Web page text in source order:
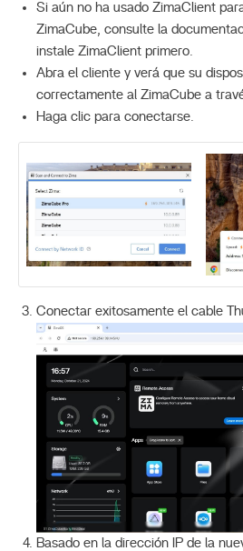
Si aún no ha usado ZimaClient
ZimaCube, consulte la
instale ZimaClient primero.
Abra el cliente y verá que su
correctamente al ZimaCube a
Haga clic para conectarse.
Conectar exitosamente el cable
Basado en la dirección IP de la